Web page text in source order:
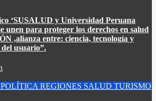
‘SUSALUD y Universidad Peruana
unen para proteger los derechos en salud
,alianza entre: ​ciencia, tecnología y
usuario”.
POLÍTICA REGIONES SALUD TURISMO